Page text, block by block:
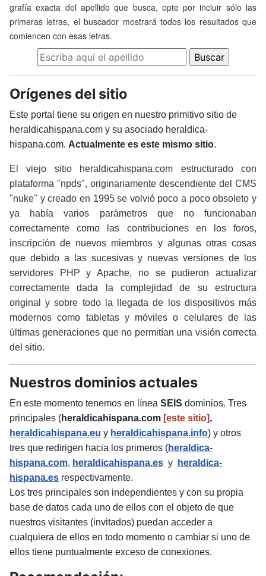
grafía exacta del apellido que busca, opte por incluir sólo las
primeras letras, el buscador mostrará todos los resultados que
comiencen con esas letras.
Orígenes del sitio
Este portal tiene su origen en nuestro primitivo sitio de
heraldicahispana.com y su asociado heraldica-
hispana.com. Actualmente es este mismo sitio.
El viejo sitio heraldicahispana.com estructurado con
plataforma "npds", originariamente descendiente del CMS
"nuke" y creado en 1995 se volvió poco a poco obsoleto y
ya había varios parámetros que no funcionaban
correctamente como las contribuciones en los foros,
inscripción de nuevos miembros y algunas otras cosas
que debido a las sucesivas y nuevas versiones de los
servidores PHP y Apache, no se pudieron actualizar
correctamente dada la complejidad de su estructura
original y sobre todo la llegada de los dispositivos más
modernos como tabletas y móviles o celulares de las
últimas generaciones que no permitían una visión correcta
del sitio.
Nuestros dominios actuales
En este momento tenemos en línea SEIS dominios. Tres
principales (heraldicahispana.com [este sitio],
heraldicahispana.eu y heraldicahispana.info) y otros
tres que redirigen hacia los primeros (heraldica-
hispana.com, heraldicahispana.es y
heraldica-
hispana.es respectivamente.
Los tres principales son independientes y con su propia
base de datos cada uno de ellos con el objeto de que
nuestros visitantes (invitados) puedan acceder a
cualquiera de ellos en todo momento o cambiar si uno de
ellos tiene puntualmente exceso de conexiones.